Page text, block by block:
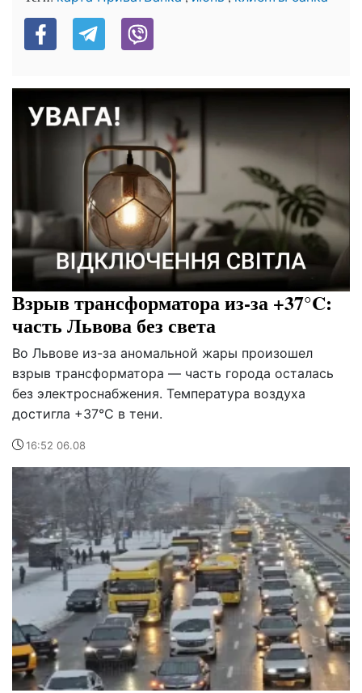
Взрыв трансформатора из-за +37°C:
часть Львова без света
Во Львове из-за аномальной жары произошел
взрыв трансформатора — часть города осталась
без электроснабжения. Температура воздуха
достигла +37°C в тени.
16:52 06.08